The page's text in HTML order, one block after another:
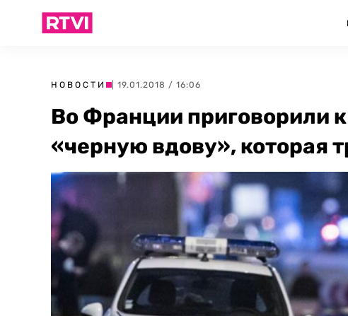
НОВОСТИ | 19.01.2018 / 16:06
Во Франции приговорили
«черную вдову», которая